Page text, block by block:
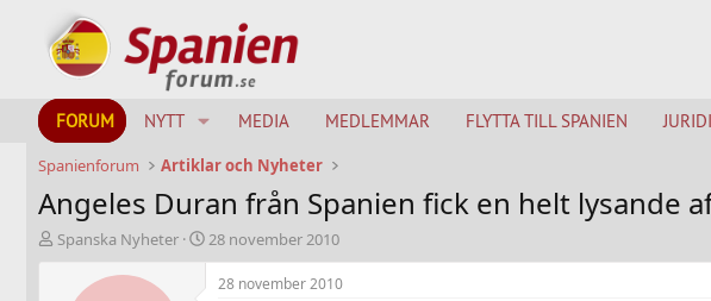
FORUM NYTT MEDIA MEDLEMMAR FLYTTA TILL SPANIEN
Spanienforum Artiklar och Nyheter
Angeles Duran från Spanien fick en helt lysande
T
h
Spanska Nyheter
S
t
28 november 2010
28 november 2010